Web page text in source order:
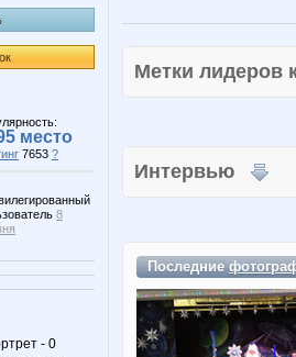
место
7653 ?
8
- 0
Метки
Интервью
Последние